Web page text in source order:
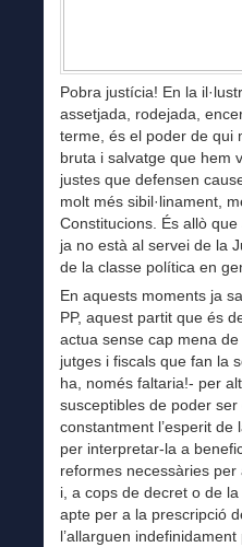
Pobra justícia! En la
assetjada, rodejada,
terme, és el poder de qui
bruta i salvatge que hem
justes que defensen
molt més sibil·linament,
Constitucions. És allò
ja no està al servei de la
de la classe política en
En aquests moments ja
PP, aquest partit que és
actua sense cap mena
jutges i fiscals que fan la
ha, només faltaria!- per
susceptibles de poder
constantment l’esperit
per interpretar-la a
reformes necessàries
i, a cops de decret o de
apte per a la prescripció
l’allarguen